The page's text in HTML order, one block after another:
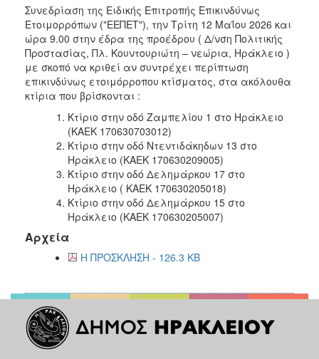
ΑΝΘΕΚΤΙΚΗ
ΠΟΛΗ
Συνεδρίαση της Ειδικής Επιτροπής Επικινδύνως
Ετοιμορρόπων ("ΕΕΠΕΤ"), την Τρίτη 12 Μαΐου 2026 και
ώρα 9.00 στην έδρα της προέδρου ( Δ/νση Πολιτικής
Προστασίας, Πλ. Κουντουριώτη – νεώρια, Ηράκλειο )
με σκοπό να κριθεί αν συντρέχει περίπτωση
επικινδύνως ετοιμόρροπου κτίσματος, στα ακόλουθα
κτίρια που βρίσκονται :
Κτίριο στην οδό Ζαμπελίου 1 στο Ηράκλειο
(ΚΑΕΚ 170630703012)
Κτίριο στην οδό Ντεντιδάκηδων 13 στο
Ηράκλειο (ΚΑΕΚ 170630209005)
Κτίριο στην οδό Δελημάρκου 17 στο
Ηράκλειο ( ΚΑΕΚ 170630205018)
Κτίριο στην οδό Δελημάρκου 15 στο
Ηράκλειο (ΚΑΕΚ 170630205007)
Αρχεία
Η ΠΡΟΣΚΛΗΣΗ - 126.3 KB